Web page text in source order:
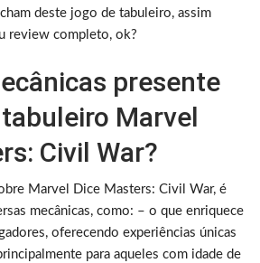
deste jogo de tabuleiro, assim
review completo, ok?
presente
Marvel
Civil War?
Marvel Dice Masters: Civil War, é
mecânicas, como: – o que enriquece
oferecendo experiências únicas
para aqueles com idade de